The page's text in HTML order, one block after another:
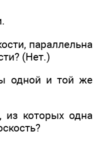
параллельна
(Нет.)
одной и той же
которых одна